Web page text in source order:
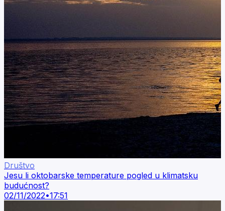
Društvo
Jesu li oktobarske temperature pogled u klimatsku
budućnost?
02/11/2022•17:51